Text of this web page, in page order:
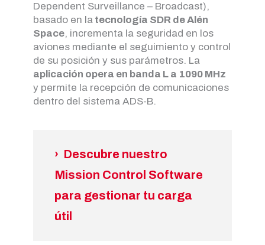
Dependent Surveillance – Broadcast),
basado en la tecnología SDR de Alén
Space, incrementa la seguridad en los
aviones mediante el seguimiento y control
de su posición y sus parámetros. La
aplicación opera en banda L a 1090 MHz
y permite la recepción de comunicaciones
dentro del sistema ADS-B.
› Descubre nuestro
Mission Control Software
para gestionar tu carga
útil